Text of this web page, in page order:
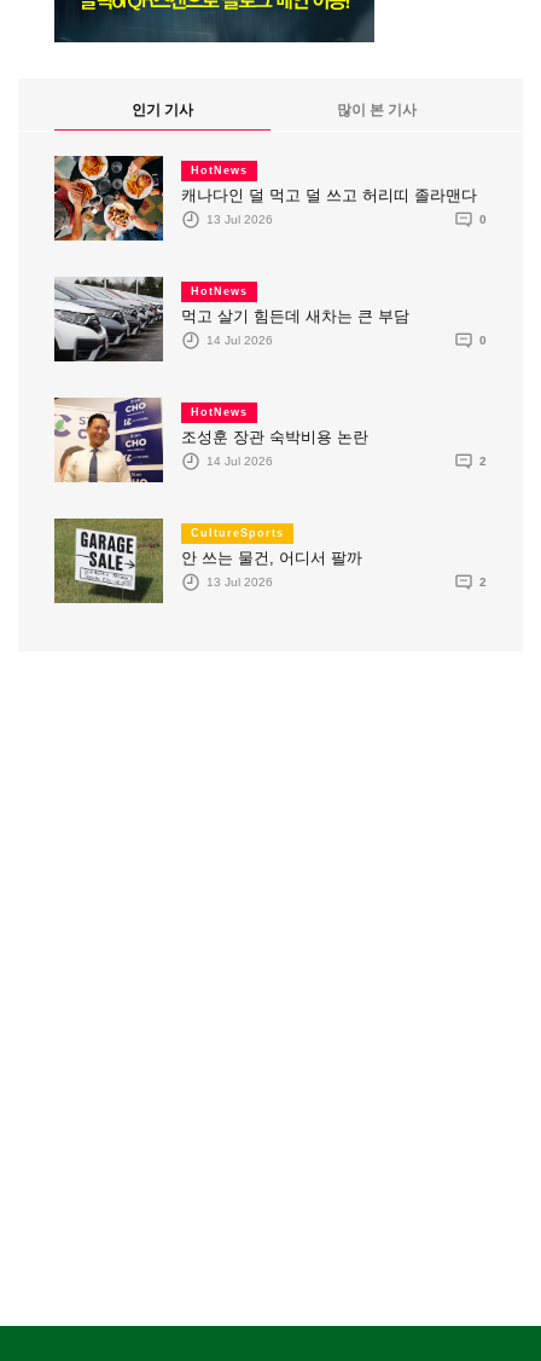
인기 기사 많이 본 기사
HotNews
캐나다인 덜 먹고 덜 쓰고 허리띠 졸라맨다
13 Jul 2026 0
HotNews
먹고 살기 힘든데 새차는 큰 부담
14 Jul 2026 0
HotNews
조성훈 장관 숙박비용 논란
14 Jul 2026 2
CultureSports
안 쓰는 물건, 어디서 팔까
13 Jul 2026 2